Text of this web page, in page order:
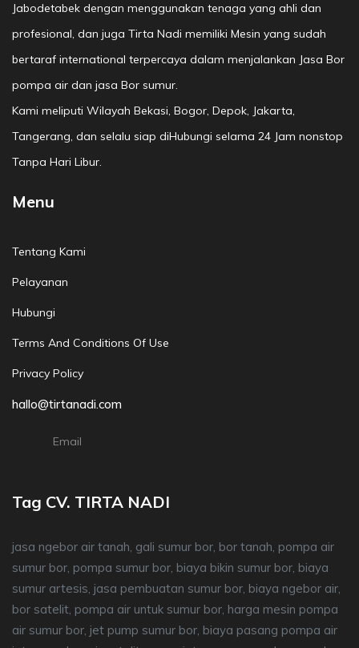
Jabodetabek dengan menggunakan tenaga yang ahli dan
profesional, dan juga Tirta Nadi memiliki Mesin yang sudah
bertaraf international terpercaya dalam menjalankan Jasa Bor
pompa air dan jasa Bor sumur.
Kami meliputi Wilayah Bekasi, Bogor, Depok, Jakarta,
Tangerang, dan selalu siap diHubungi selama 24 Jam nonstop
Tanpa Hari Libur.
Menu
Tentang Kami
Pelayanan
Hubungi
Terms And Conditions Of Use
Privacy Policy
hallo@tirtanadi.com
Email
Tag CV. TIRTA NADI
jasa ngebor air tanah, gali sumur bor, bor tanah, pompa air
sumur bor, pompa sumur bor, biaya bikin sumur bor, biaya
sumur artesis, jasa pembuatan sumur bor, biaya ngebor air,
bor satelit, pompa air untuk sumur bor, harga mesin pompa
air sumur bor, jet pump sumur bor, biaya pasang pompa air